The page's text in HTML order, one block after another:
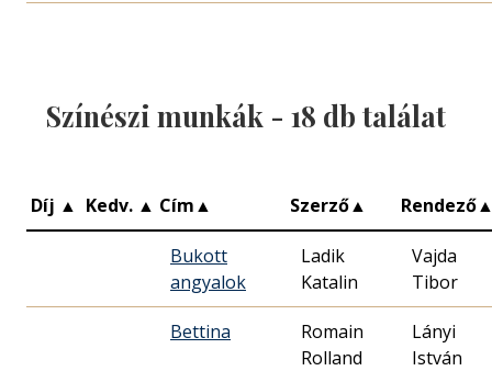
Színészi munkák - 18 db találat
Díj ▲ Kedv. ▲ Cím▲ Szerző▲ Rendező
Bukott
angyalok
Ladik
Katalin
Vajda
Tibor
Bettina
Romain
Rolland
Lányi
István